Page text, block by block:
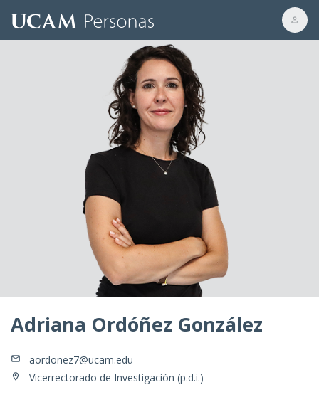
Adriana Ordóñez González
aordonez7@ucam.edu
Vicerrectorado de Investigación (p.d.i.)